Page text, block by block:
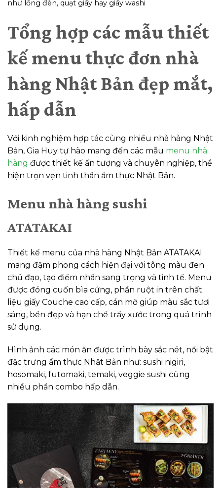
như lồng đèn, quạt giấy hay giấy washi
Tổng hợp các mẫu thiết
kế menu thực đơn nhà
hàng Nhật Bản đẹp mắt,
hấp dẫn
Với kinh nghiệm hợp tác cùng nhiều nhà hàng Nhật
Bản, Gia Huy tự hào mang đến các mẫu menu nhà
hàng được thiết kế ấn tượng và chuyên nghiệp, thể
hiện trọn vẹn tinh thần ẩm thực Nhật Bản.
Menu nhà hàng sushi
ATATAKAI
Thiết kế menu của nhà hàng Nhật Bản ATATAKAI
mang đậm phong cách hiện đại với tông màu đen
chủ đạo, tạo điểm nhấn sang trọng và tinh tế. Menu
được đóng cuốn bìa cứng, phần ruột in trên chất
liệu giấy Couche cao cấp, cán mờ giúp màu sắc tươi
sáng, bền đẹp và hạn chế trầy xước trong quá trình
sử dụng.
Hình ảnh các món ăn được trình bày sắc nét, nổi bật
đặc trưng ẩm thực Nhật Bản như: sushi nigiri,
hosomaki, futomaki, temaki, veggie sushi cùng
nhiều phần combo hấp dẫn.